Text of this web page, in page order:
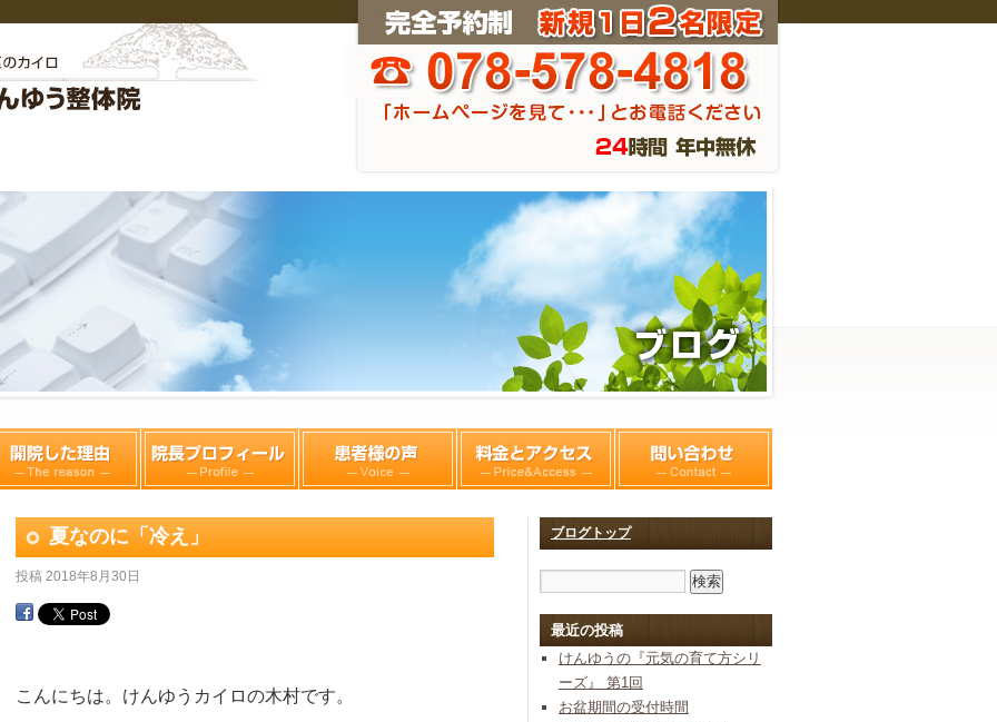
ブログトップ
最近の投稿
けんゆうの『元気の育て方シリ
ーズ』 第1回
お盆期間の受付時間
夏なのに「冷え」
投稿 2018年8月30日
こんにちは。けんゆうカイロの木村です。